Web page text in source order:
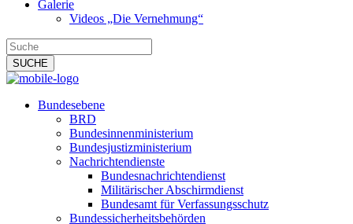
Galerie
Videos „Die Vernehmung“
Bundesebene
BRD
Bundesinnenministerium
Bundesjustizministerium
Nachrichtendienste
Bundesnachrichtendienst
Militärischer Abschirmdienst
Bundesamt für Verfassungsschutz
Bundessicherheitsbehörden